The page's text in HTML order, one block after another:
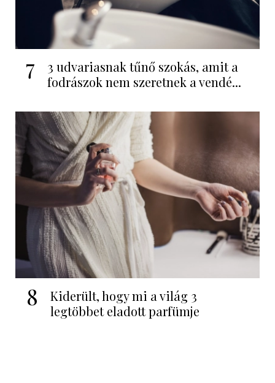
7
3 udvariasnak tűnő szokás, amit a
fodrászok nem szeretnek a vendé...
8
Kiderült, hogy mi a világ 3
legtöbbet eladott parfümje